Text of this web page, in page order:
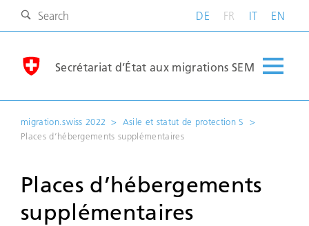
DE FR IT EN
Secrétariat d’État aux migrations SEM
migration.swiss 2022
Asile et statut de protection S
Places d’hébergements supplémentaires
Places d’hébergements
supplémentaires